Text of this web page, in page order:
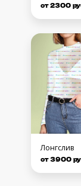
от 2300
Лонгслив
от 3900